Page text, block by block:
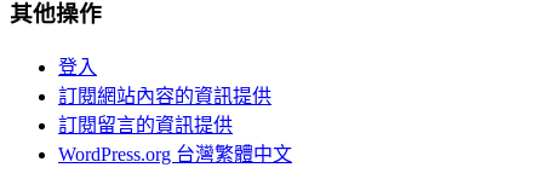
其他操作
登入
訂閱網站內容的資訊提供
訂閱留言的資訊提供
WordPress.org 台灣繁體中文